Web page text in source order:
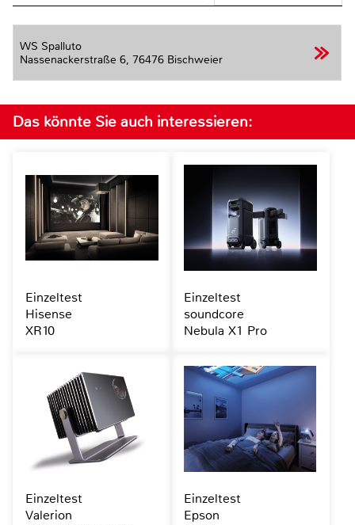
WS Spalluto
Nassenackerstraße 6, 76476 Bischweier
Das könnte Sie auch interessieren:
Einzeltest
Hisense
XR10
Einzeltest
soundcore
Nebula X1 Pro
Einzeltest
Valerion
Einzeltest
Epson